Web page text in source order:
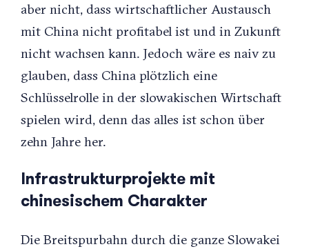
aber nicht, dass wirtschaftlicher Austausch
mit China nicht profitabel ist und in Zukunft
nicht wachsen kann. Jedoch wäre es naiv zu
glauben, dass China plötzlich eine
Schlüsselrolle in der slowakischen Wirtschaft
spielen wird, denn das alles ist schon über
zehn Jahre her.
Infrastrukturprojekte mit
chinesischem Charakter
Die Breitspurbahn durch die ganze Slowakei